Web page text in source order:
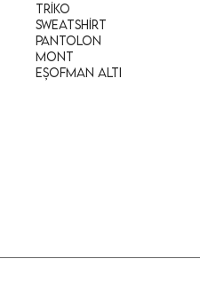
Triko
Sweatshirt
Pantolon
Mont
Eşofman Altı